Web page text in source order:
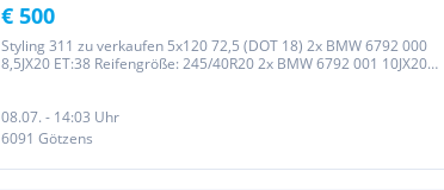
€ 500
Styling 311 zu verkaufen 5x120 72,5 (DOT 18) 2x BMW 6792 000
8,5JX20 ET:38 Reifengröße: 245/40R20 2x BMW 6792 001 10JX20
08.07. - 14:03 Uhr
6091 Götzens